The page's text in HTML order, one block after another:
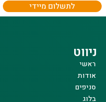
לתשלום מיידי
ניווט
ראשי
אודות
סניפים
בלוג